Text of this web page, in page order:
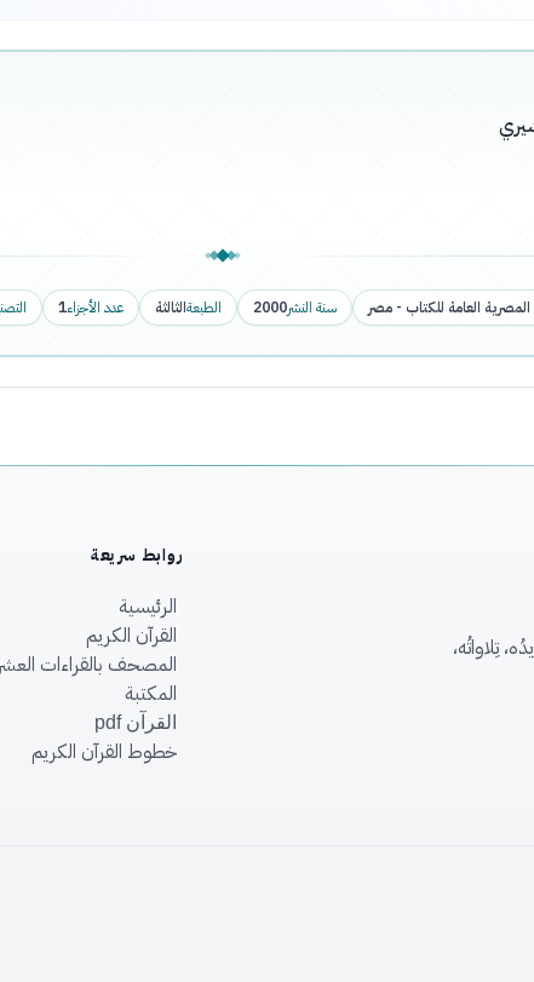
المصرية العامة للكتاب - مصر سنة النشر2000 الطبعةالثالثة عدد الأجزاء1
تِلاواتُه،
روابط سريعة
الرئيسية
القرآن الكريم
المصحف بالقراءات العشر
المكتبة
القرآن pdf
خطوط القرآن الكريم